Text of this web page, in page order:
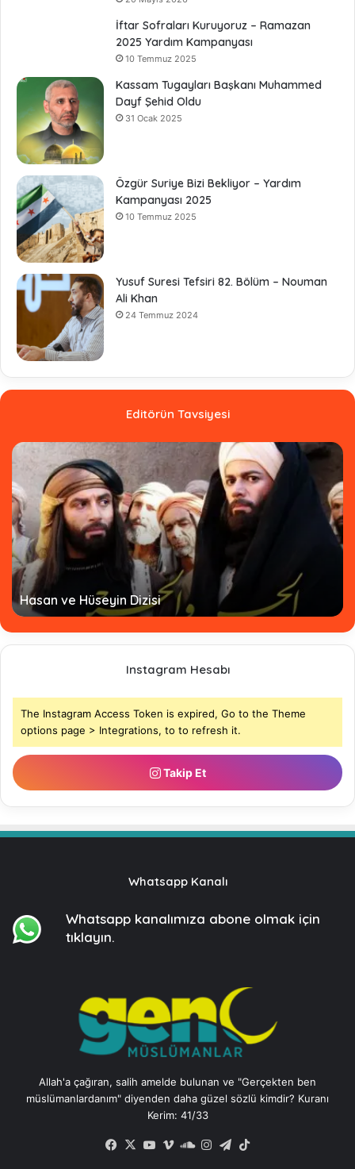
İftar Sofraları Kuruyoruz – Ramazan
2025 Yardım Kampanyası
10 Temmuz 2025
Kassam Tugayları Başkanı Muhammed
Dayf Şehid Oldu
31 Ocak 2025
Özgür Suriye Bizi Bekliyor – Yardım
Kampanyası 2025
10 Temmuz 2025
Yusuf Suresi Tefsiri 82. Bölüm – Nouman
Ali Khan
24 Temmuz 2024
Editörün Tavsiyesi
Hasan ve Hüseyin Dizisi
Instagram Hesabı
The Instagram Access Token is expired, Go to the Theme
options page > Integrations, to to refresh it.
Takip Et
Whatsapp Kanalı
Whatsapp kanalımıza abone olmak için
tıklayın.
Allah'a çağıran, salih amelde bulunan ve "Gerçekten ben
müslümanlardanım" diyenden daha güzel sözlü kimdir? Kuranı
Kerim: 41/33
Facebook
X YouTube
VimeoSoundCloud
Instagram
Telegram